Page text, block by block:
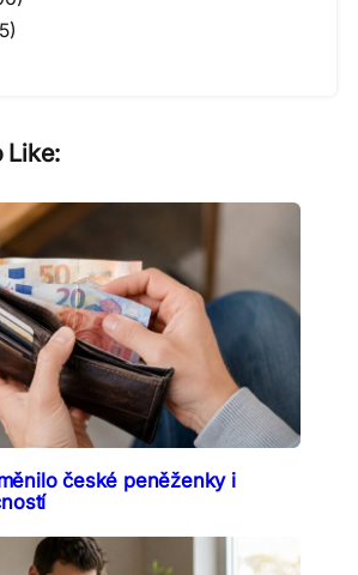
Like:
české peněženky i